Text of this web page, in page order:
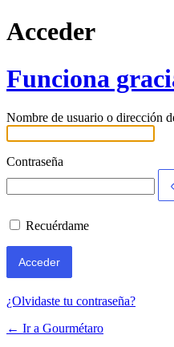
Acceder
Funciona
Nombre de usuario o dirección
Contraseña
Recuérdame
¿Olvidaste tu contraseña?
← Ir a Gourmétaro